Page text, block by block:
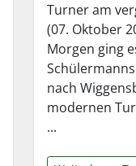
Turner am
(07. Oktober
Morgen ging
nach
modernen
...